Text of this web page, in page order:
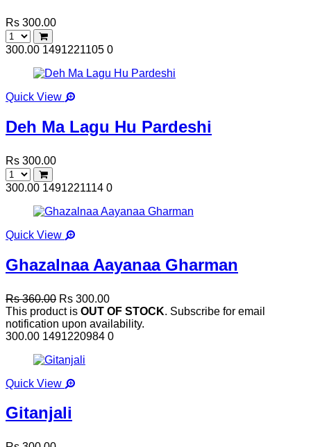
Rs 300.00
300.00 1491221105 0
Quick View
Deh Ma Lagu Hu Pardeshi
Rs 300.00
300.00 1491221114 0
Quick View
Ghazalnaa Aayanaa Gharman
Rs 360.00 Rs 300.00
This product is OUT OF STOCK. Subscribe for email
notification upon availability.
300.00 1491220984 0
Quick View
Gitanjali